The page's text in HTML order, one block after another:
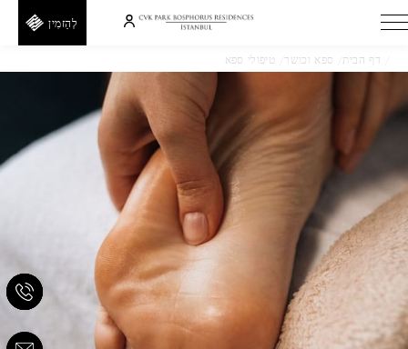
De
Ar
Fa
It
Ru
Fr
לְהַזמִין
חזור
קוד
קופון
דף הבית ספא וכושר טיפולי ספא